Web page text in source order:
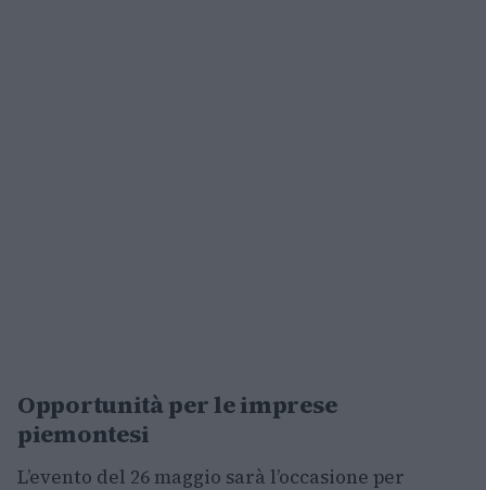
Opportunità per le imprese
piemontesi
L’evento del 26 maggio sarà l’occasione per